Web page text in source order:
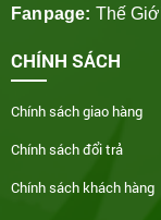
Fanpage: Thế
CHÍNH SÁCH
Chính sách giao hàng
Chính sách đổi trả
Chính sách khách hàng